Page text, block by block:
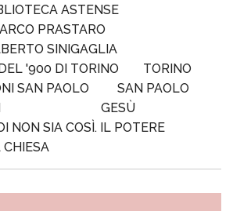
ASTENSE
PRASTARO
SINIGAGLIA
'900 DI TORINO
TORINO
SAN PAOLO
SAN PAOLO
GESÙ
NON SIA COSÌ. IL POTERE